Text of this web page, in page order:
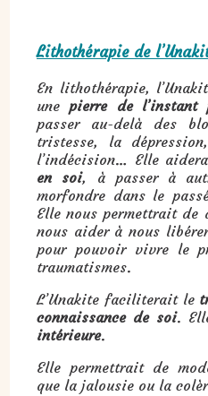
Lithothérapie de
En lithothérapie,
unepierre de l’instant
passer au-delà des
tristesse, la
l’indécision… Elle
en soi, à passer à
morfondre dans le
Elle nous permettrait de
nous aider à nous
pour pouvoir vivre le
traumatismes.
L’Unakite faciliterait le
connaissance de soi.
intérieure.
Elle permettrait de
que la jalousie ou la